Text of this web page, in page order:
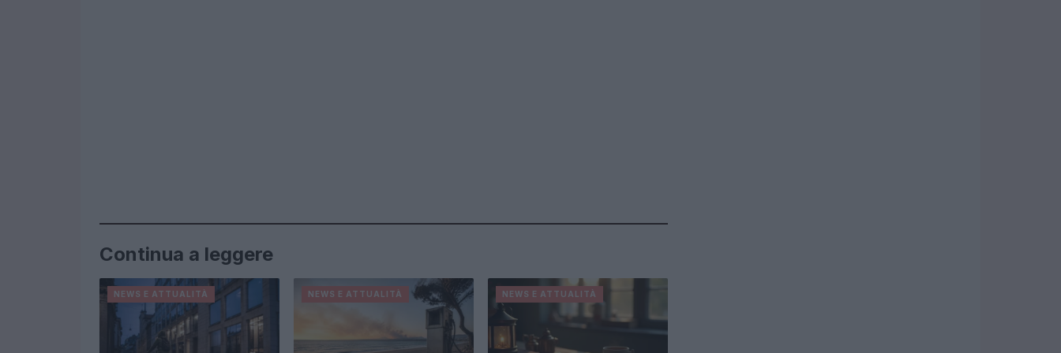
Continua a leggere
NEWS E ATTUALITÀ NEWS E ATTUALITÀ NEWS E ATTUALITÀ